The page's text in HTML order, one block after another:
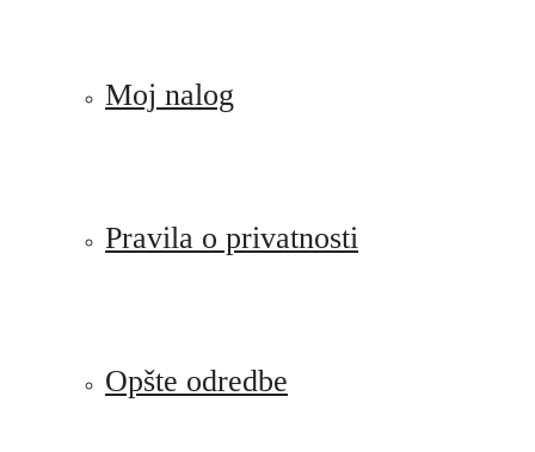
Moj nalog
Pravila o privatnosti
Opšte odredbe